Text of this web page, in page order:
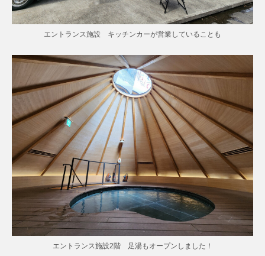
エントランス施設 キッチンカーが営業していることも
エントランス施設2階 足湯もオープンしました！